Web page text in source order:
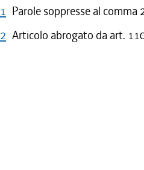
1 Parole soppresse al comma
2 Articolo abrogato da art.